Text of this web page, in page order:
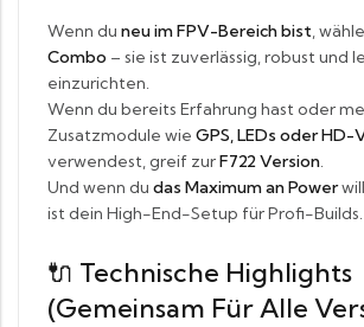
Wenn du neu im FPV-Bereich bist,
Combo – sie ist zuverlässig, robust und
einzurichten.
Wenn du bereits Erfahrung hast oder
Zusatzmodule wie GPS, LEDs oder HD-
verwendest, greif zurF722 Version.
Und wenn du das Maximum an Power
ist dein High-End-Setup für Profi-Builds.
🔌 Technische Highlights
(gemeinsam Für Alle